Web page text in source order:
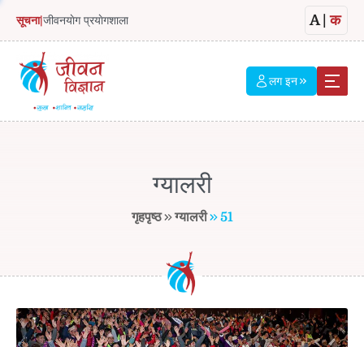
सूचना|जीवनयाेग प्रयाेगशाला A क
लग इन
ग्यालरी
गृहपृष्ठ ग्यालरी 51